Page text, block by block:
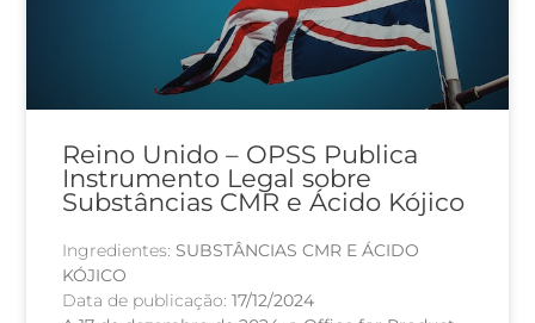
Reino Unido – OPSS Publica
Instrumento Legal sobre
Substâncias CMR e Ácido Kójico
Ingredientes: SUBSTÂNCIAS CMR E ÁCIDO
KÓJICO
Data de publicação:17/12/2024